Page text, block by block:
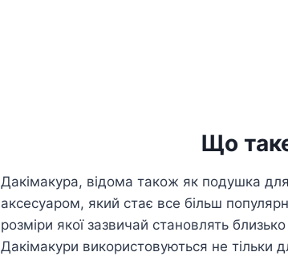
Що
Дакімакура, відома також як подушка
аксесуаром, який стає все більш
розміри якої зазвичай становлять
Дакімакури використовуються не тільки